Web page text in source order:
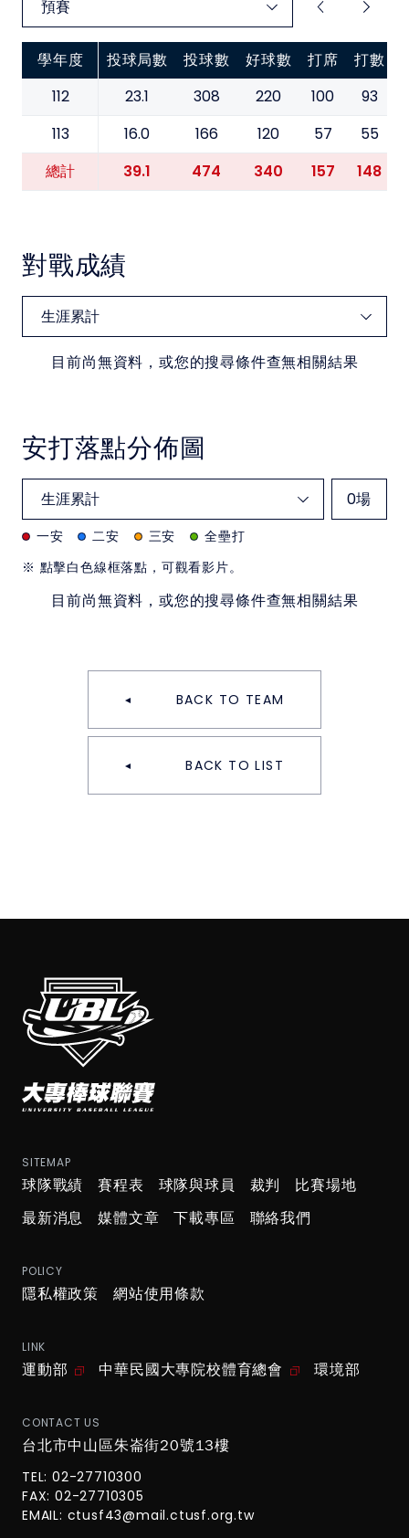
學年度 投球局數 投球數 好球數 打席 打數
112 23.1 308 220 100 93
113
16.0 166 120 57 55
總計 39.1 474 340 157 148
對戰成績
目前尚無資料，或您的搜尋條件查無相關結果
安打落點分佈圖
0場
一安 二安 三安
全壘打
※ 點擊白色線框落點，可觀看影片。
目前尚無資料，或您的搜尋條件查無相關結果
BACK TO TEAM
BACK TO LIST
SITEMAP
球隊戰績 賽程表 球隊與球員 裁判
比賽場地
最新消息
媒體文章 下載專區 聯絡我們
POLICY
隱私權政策 網站使用條款
LINK
運動部 中華民國大專院校體育總會 環境部
CONTACT US
台北市中山區朱崙街20號13樓
TEL: 02-27710300
FAX: 02-27710305
EMAIL: ctusf43@mail.ctusf.org.tw